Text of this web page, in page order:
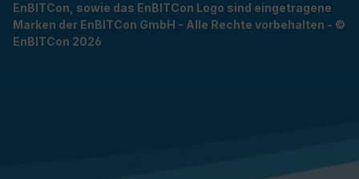
EnBITCon, sowie das EnBITCon Logo sind eingetragene
Marken der EnBITCon GmbH - Alle Rechte vorbehalten - ©
EnBITCon 2026